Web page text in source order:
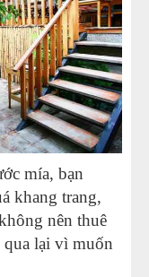
mía, bạn
khang trang,
nên thuê
lại vì muốn